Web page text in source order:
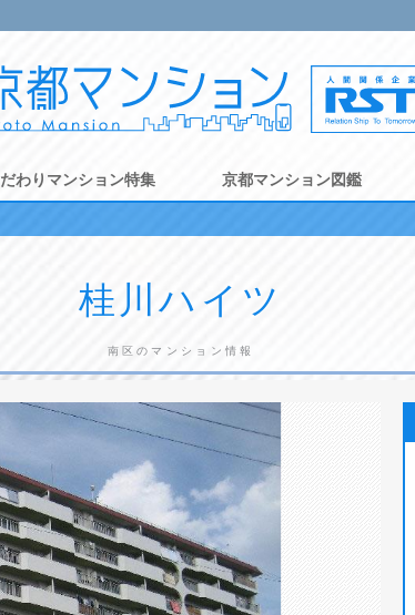
わりマンション特集 京都マンション図鑑
桂川ハイツ
南区のマンション情報